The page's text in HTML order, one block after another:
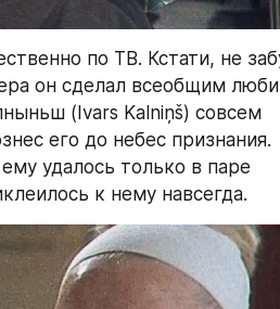
по ТВ. Кстати, не
он сделал всеобщим
(Ivars Kalniņš) совсем
его до небес признания.
удалось только в паре
к нему навсегда.